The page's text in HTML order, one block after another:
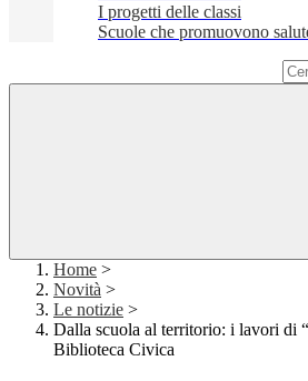
I progetti delle classi
Scuole che promuovono
Home >
Novità >
Le notizie >
Dalla scuola al territorio: i lavori di
Biblioteca Civica